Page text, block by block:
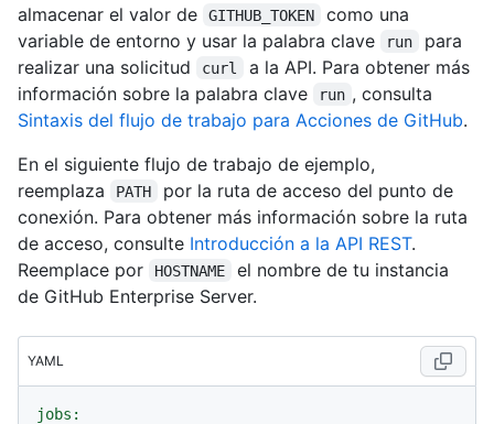
almacenar el valor de
GITHUB_TOKEN
como una
variable de entorno y usar la palabra clave
run
para
realizar una solicitud
curl
a la API. Para obtener más
información sobre la palabra clave
run , consulta
Sintaxis del flujo de trabajo para Acciones de GitHub.
En el siguiente flujo de trabajo de ejemplo,
reemplaza
PATH
por la ruta de acceso del punto de
conexión. Para obtener más información sobre la ruta
de acceso, consulte Introducción a la API REST.
Reemplace por
HOSTNAME
el nombre de tu instancia
de GitHub Enterprise Server.
YAML
jobs: